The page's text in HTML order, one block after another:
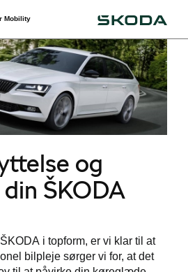
Mobility
og
ŠKODA
i topform, er vi klar til at
bilpleje sørger vi for, at det